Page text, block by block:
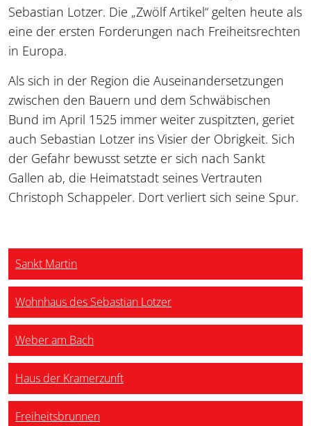
Sebastian Lotzer. Die „Zwölf Artikel“ gelten heute als
eine der ersten Forderungen nach Freiheitsrechten
in Europa.
Als sich in der Region die Auseinandersetzungen
zwischen den Bauern und dem Schwäbischen
Bund im April 1525 immer weiter zuspitzten, geriet
auch Sebastian Lotzer ins Visier der Obrigkeit. Sich
der Gefahr bewusst setzte er sich nach Sankt
Gallen ab, die Heimatstadt seines Vertrauten
Christoph Schappeler. Dort verliert sich seine Spur.
Sankt Martin
Wohnhaus des Sebastian Lotzer
Weber am Bach
Haus der Kramerzunft
Freiheitsbrunnen